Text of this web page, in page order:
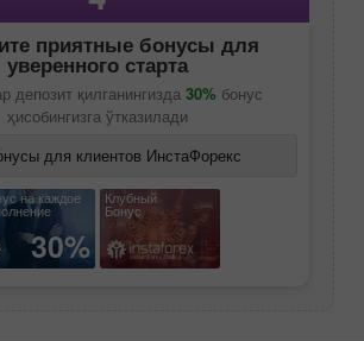
приятные бонусы для
уверенного старта
депозит қилганингизда 30% бонус
ҳисобингизга ўтказилади
для клиентов ИнстаФорекс
на каждое
30%
Клубный
Бонус